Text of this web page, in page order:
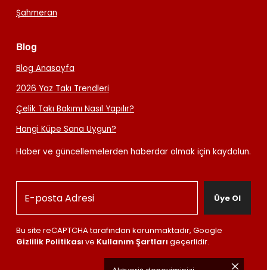
Şahmeran
Blog
Blog Anasayfa
2026 Yaz Takı Trendleri
Çelik Takı Bakımı Nasıl Yapılır?
Hangi Küpe Sana Uygun?
Haber ve güncellemelerden haberdar olmak için kaydolun.
Üye Ol
Bu site reCAPTCHA tarafından korunmaktadır, Google
Gizlilik Politikası ve Kullanım Şartları geçerlidir.